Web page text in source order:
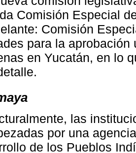
Comisión Especial
Comisión
para la
en Yucatán, en lo
las
por una
de los Pueblos